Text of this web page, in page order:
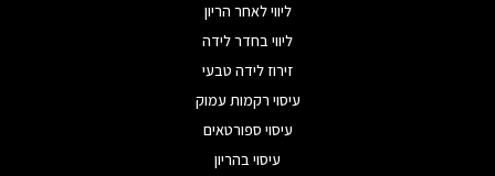
ליווי לאחר הריון
ליווי בחדר לידה
זירוז לידה טבעי
עיסוי רקמות עמוק
עיסוי ספורטאים
עיסוי בהריון